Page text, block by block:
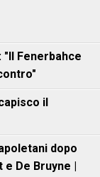
"Il Fenerbahce
il
dopo
De Bruyne |